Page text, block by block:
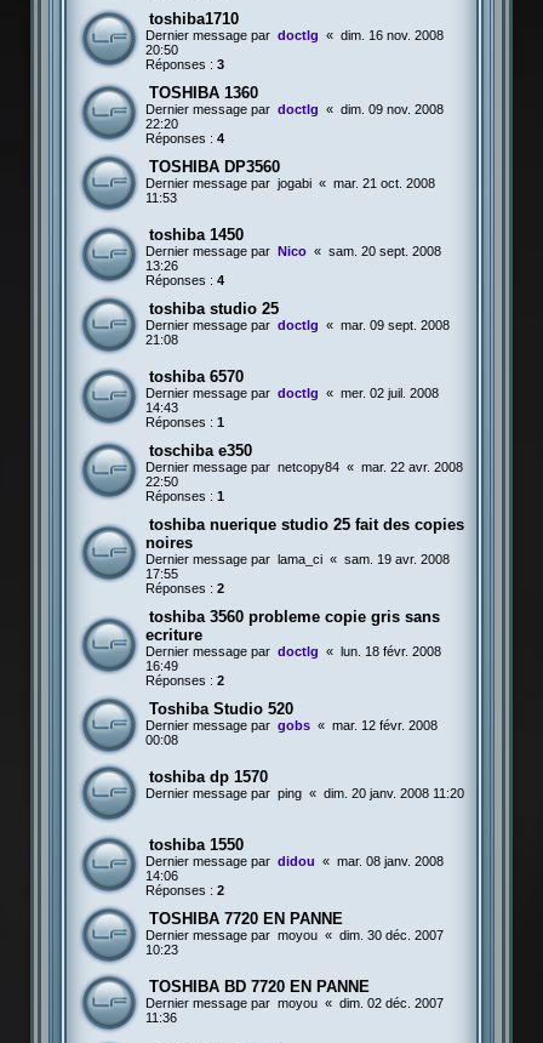
toshiba1710
Dernier message par doctlg « dim. 16 nov. 2008
20:50
Réponses : 3
TOSHIBA 1360
Dernier message par doctlg « dim. 09 nov. 2008
22:20
Réponses : 4
TOSHIBA DP3560
Dernier message par jogabi « mar. 21 oct. 2008
11:53
toshiba 1450
Dernier message par Nico « sam. 20 sept. 2008
13:26
Réponses : 4
toshiba studio 25
Dernier message par doctlg « mar. 09 sept. 2008
21:08
toshiba 6570
Dernier message par doctlg « mer. 02 juil. 2008
14:43
Réponses : 1
toschiba e350
Dernier message par netcopy84 « mar. 22 avr. 2008
22:50
Réponses : 1
toshiba nuerique studio 25 fait des copies
noires
Dernier message par lama_ci « sam. 19 avr. 2008
17:55
Réponses : 2
toshiba 3560 probleme copie gris sans
ecriture
Dernier message par doctlg «
lun. 18 févr. 2008
16:49
Réponses : 2
Toshiba Studio 520
Dernier message par gobs « mar. 12 févr. 2008
00:08
toshiba dp 1570
Dernier message par ping « dim. 20 janv. 2008 11:20
toshiba 1550
Dernier message par didou « mar. 08 janv. 2008
14:06
Réponses : 2
TOSHIBA 7720 EN PANNE
Dernier message par moyou « dim. 30 déc. 2007
10:23
TOSHIBA BD 7720 EN PANNE
Dernier message par moyou « dim. 02 déc. 2007
11:36